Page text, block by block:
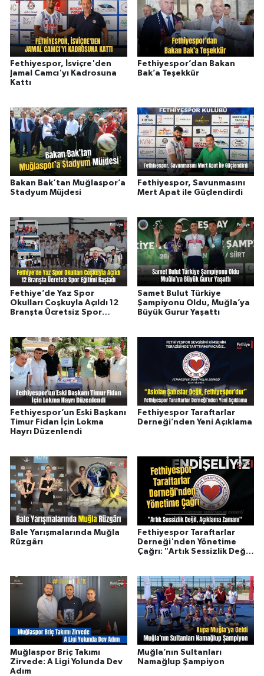
Fethiyespor, İsviçre'den
Jamal Camcı'yı Kadrosuna
Kattı
Fethiyespor’dan Bakan
Bak’a Teşekkür
Bakan Bak’tan Muğlaspor’a
Stadyum Müjdesi
Fethiyespor, Savunmasını
Mert Apat ile Güçlendirdi
Fethiye’de Yaz Spor
Okulları Coşkuyla Açıldı 12
Branşta Ücretsiz Spor
Samet Bulut Türkiye
Şampiyonu Oldu, Muğla’ya
Büyük Gurur Yaşattı
Fethiyespor’un Eski Başkanı
Timur Fidan İçin Lokma
Hayrı Düzenlendi
Fethiyespor Taraftarlar
Derneği’nden Yeni Açıklama
Bale Yarışmalarında Muğla
Rüzgârı
Fethiyespor Taraftarlar
Derneği'nden Yönetime
Çağrı: "Artık Sessizlik Değil,
Muğlaspor Briç Takımı
Zirvede: A Ligi Yolunda Dev
Adım
Muğla’nın Sultanları
Namağlup Şampiyon